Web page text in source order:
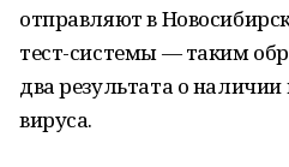
отправляют в
тест-системы — таким
два результата о
вируса.